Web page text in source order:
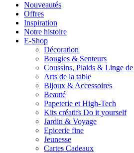
Nouveautés
Offres
Inspiration
Notre histoire
E-Shop
Décoration
Bougies & Senteurs
Coussins, Plaids & Linge
Arts de la table
Bijoux & Accessoires
Beauté
Papeterie et High-Tech
Kits créatifs Do it yourself
Jardin & Voyage
Epicerie fine
Jeunesse
Cartes Cadeaux